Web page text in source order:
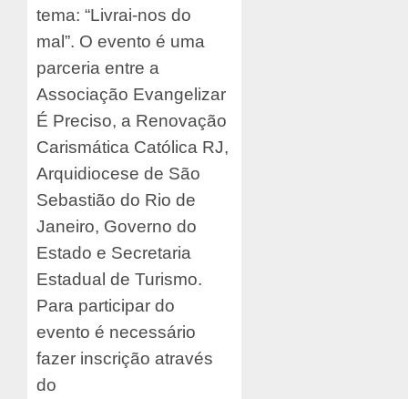
tema: “Livrai-nos do
mal”. O evento é uma
parceria entre a
Associação Evangelizar
É Preciso, a Renovação
Carismática Católica RJ,
Arquidiocese de São
Sebastião do Rio de
Janeiro, Governo do
Estado e Secretaria
Estadual de Turismo.
Para participar do
evento é necessário
fazer inscrição através
do